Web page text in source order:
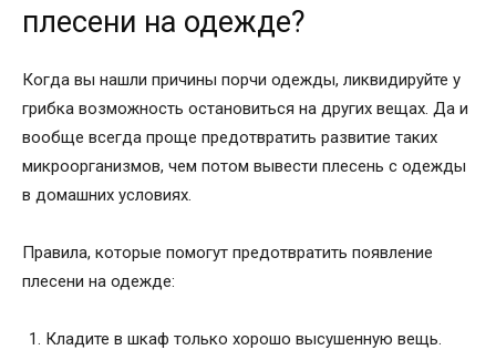
плесени на одежде?
Когда вы нашли причины порчи одежды, ликвидируйте у
грибка возможность остановиться на других вещах. Да и
вообще всегда проще предотвратить развитие таких
микроорганизмов, чем потом вывести плесень с одежды
в домашних условиях.
Правила, которые помогут предотвратить появление
плесени на одежде:
Кладите в шкаф только хорошо высушенную вещь.